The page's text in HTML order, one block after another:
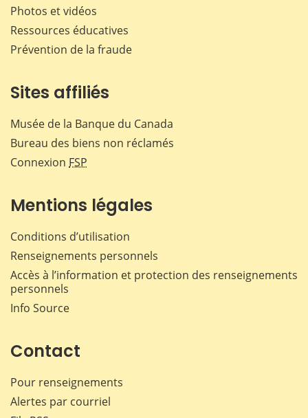
Photos et vidéos
Ressources éducatives
Prévention de la fraude
Sites affiliés
Musée de la Banque du Canada
Bureau des biens non réclamés
Connexion FSP
Mentions légales
Conditions d’utilisation
Renseignements personnels
Accès à l’information et protection des renseignements
personnels
Info Source
Contact
Pour renseignements
Alertes par courriel